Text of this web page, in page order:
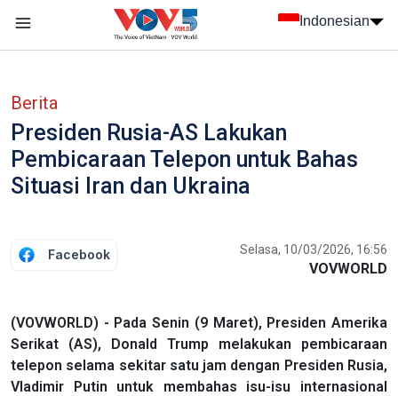
Indonesian
Berita
Presiden Rusia-AS Lakukan
Pembicaraan Telepon untuk Bahas
Situasi Iran dan Ukraina
Facebook Selasa, 10/03/2026, 16:56
VOVWORLD
(VOVWORLD) - Pada Senin (9 Maret), Presiden Amerika
Serikat (AS), Donald Trump melakukan pembicaraan
telepon selama sekitar satu jam dengan Presiden Rusia,
Vladimir Putin untuk membahas isu-isu internasional